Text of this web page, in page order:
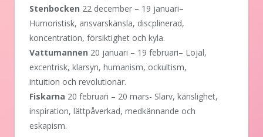
Stenbocken 22 december – 19 januari–
Humoristisk, ansvarskänsla, discplinerad,
koncentration, försiktighet och kyla.
Vattumannen 20 januari – 19 februari– Lojal,
excentrisk, klarsyn, humanism, ockultism,
intuition och revolutionär.
Fiskarna 20 februari – 20 mars- Slarv, känslighet,
inspiration, lättpåverkad, medkännande och
eskapism.